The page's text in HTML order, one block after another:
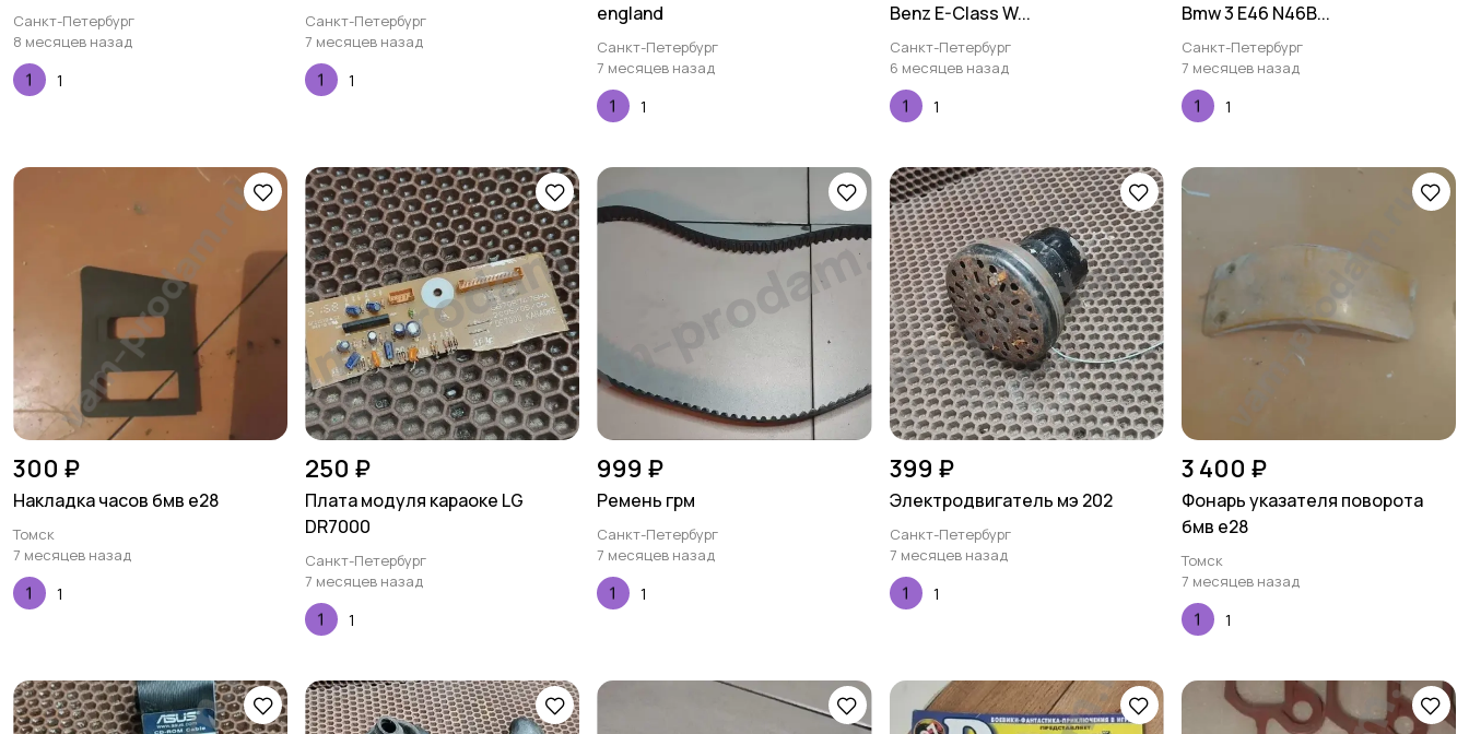
Санкт-Петербург
8 месяцев назад
1
Санкт-Петербург
7 месяцев назад
1
england
Санкт-Петербург
7 месяцев назад
1
Benz E-Class W...
Санкт-Петербург
6 месяцев назад
1
Bmw 3 E46 N46B...
Санкт-Петербург
7 месяцев назад
1
300 ₽
Накладка часов бмв е28
Томск
7 месяцев назад
1
250 ₽
Плата модуля караоке LG
DR7000
Санкт-Петербург
7 месяцев назад
1
999 ₽
Ремень грм
Санкт-Петербург
7 месяцев назад
1
399 ₽
Электродвигатель мэ 202
Санкт-Петербург
7 месяцев назад
1
3 400 ₽
Фонарь указателя поворота
бмв е28
Томск
7 месяцев назад
1